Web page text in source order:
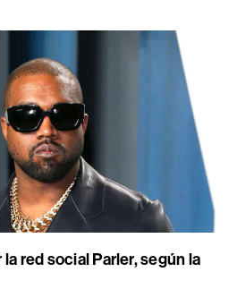
la red social Parler, según la